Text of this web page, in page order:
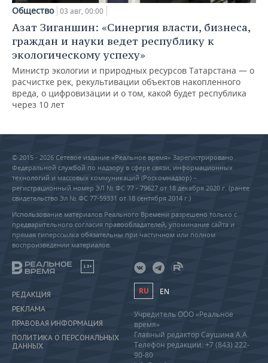
Общество 03 авг, 00:00
Азат Зиганшин: «Синергия власти, бизнеса,
граждан и науки ведет республику к
экологическому успеху»
Министр экологии и природных ресурсов Татарстана — о
расчистке рек, рекультивации объектов накопленного
вреда, о цифровизации и о том, какой будет республика
через 10 лет
© 2015 - 2026 Сетевое издание «Реальное время» Зарегистрировано
Федеральной службой по надзору в сфере связи, информационных
технологий и массовых коммуникаций (Роскомнадзор) –
регистрационный номер ЭЛ № ФС 77 - 79627 от 18 декабря 2020 г. (ранее
свидетельство Эл № ФС 77-59331 от 18 сентября 2014 г.)
Использование материалов Реального Времени разрешено только с
предварительного согласия правообладателей, упоминание сайта и
прямая гиперссылка обязательны при частичном или полном
воспроизведении материалов.
18+
РЕДАКЦИЯ
РЕКЛАМА
ПРАВОВАЯ ИНФОРМАЦИЯ
ПОЛИТИКА О ПЕРСОНАЛЬНЫХ
ДАННЫХ
RU EN
Учредитель ООО «Реальное
время»
Главный редактор Саушина А.А.
Телефон редакции: +7 (843) 222-
90-80